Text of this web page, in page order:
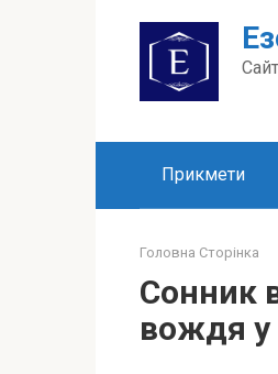
Прикмети
Головна Сторінка
Сонник
вождя у